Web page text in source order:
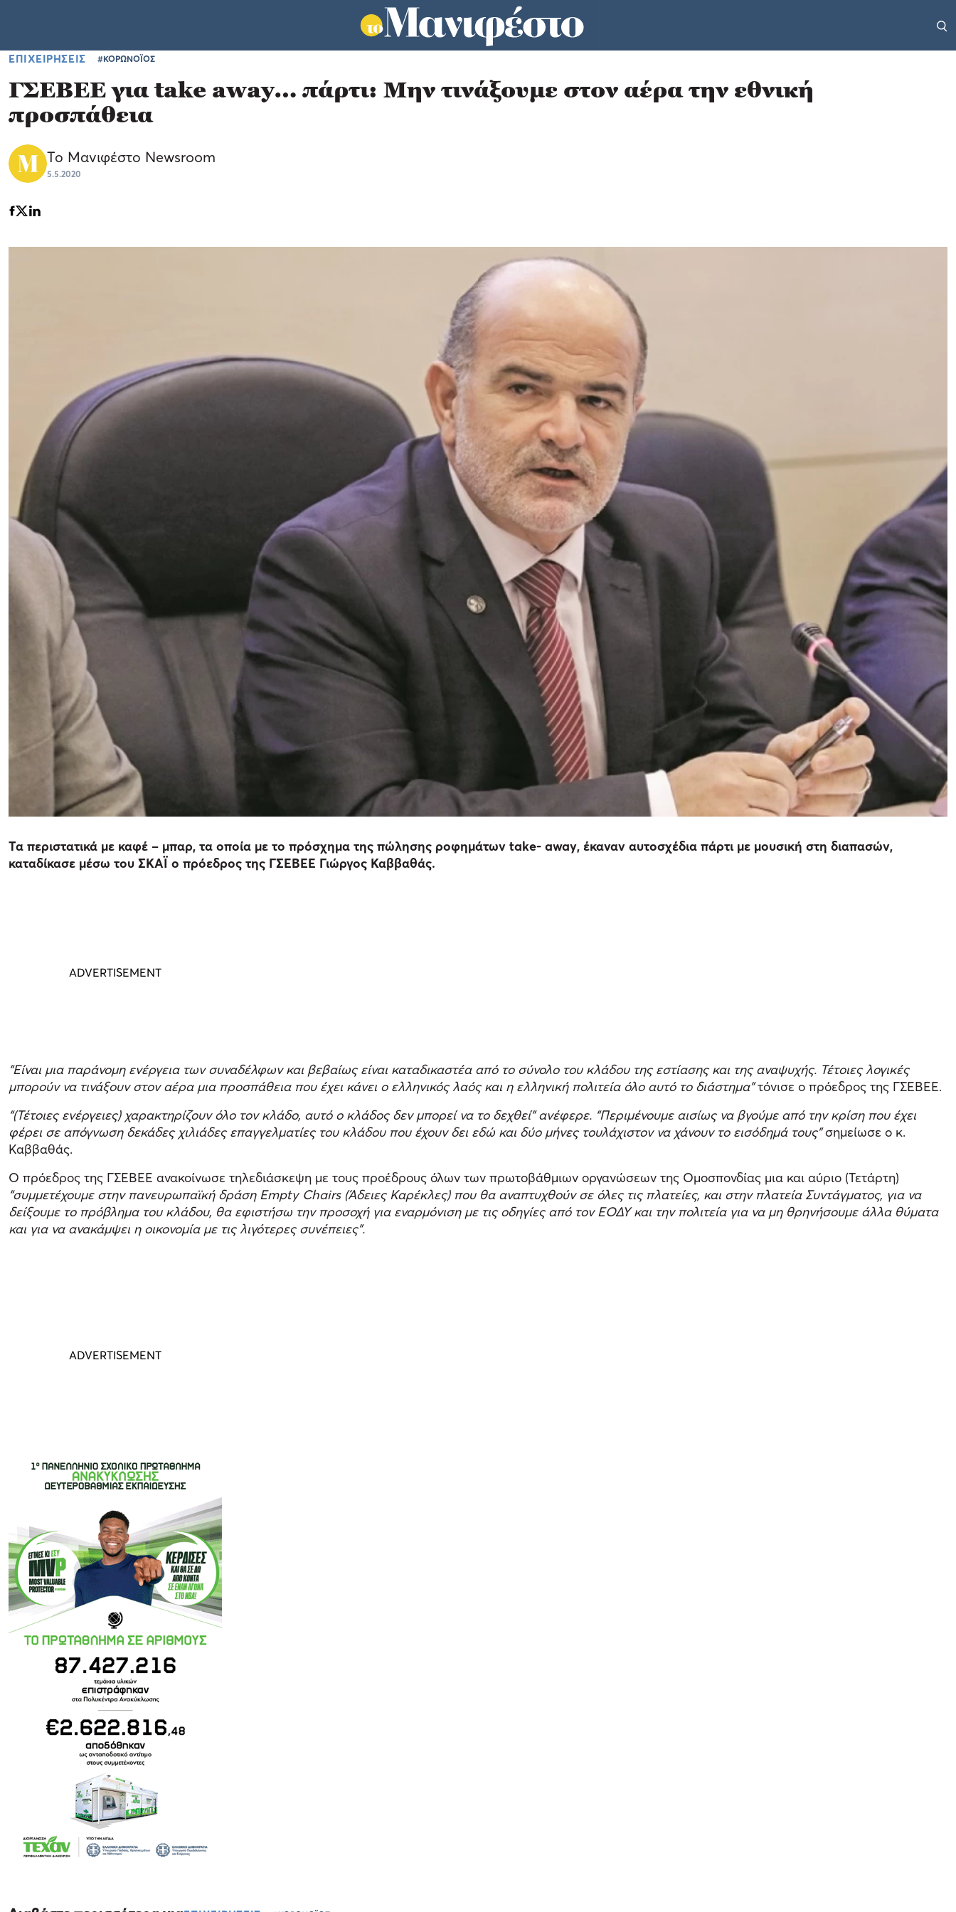
ΕΠΙΧΕΙΡΗΣΕΙΣ #ΚΟΡΩΝΟΪΟΣ
ΓΣΕΒΕΕ για take away… πάρτι: Μην τινάξουμε στον αέρα την εθνική
προσπάθεια
Το Μανιφέστο Newsroom
5.5.2020
Τα περιστατικά με καφέ – μπαρ, τα οποία με το πρόσχημα της πώλησης ροφημάτων take- away, έκαναν αυτοσχέδια πάρτι με μουσική στη διαπασών,
καταδίκασε μέσω του ΣΚΑΪ ο πρόεδρος της ΓΣΕΒΕΕ Γιώργος Καββαθάς.
“Είναι μια παράνομη ενέργεια των συναδέλφων και βεβαίως είναι καταδικαστέα από το σύνολο του κλάδου της εστίασης και της αναψυχής. Τέτοιες λογικές
μπορούν να τινάξουν στον αέρα μια προσπάθεια που έχει κάνει ο ελληνικός λαός και η ελληνική πολιτεία όλο αυτό το διάστημα”τόνισε ο πρόεδρος της ΓΣΕΒΕΕ.
“(Τέτοιες ενέργειες) χαρακτηρίζουν όλο τον κλάδο, αυτό ο κλάδος δεν μπορεί να το δεχθεί” ανέφερε. “Περιμένουμε αισίως να βγούμε από την κρίση που έχει
φέρει σε απόγνωση δεκάδες χιλιάδες επαγγελματίες του κλάδου που έχουν δει εδώ και δύο μήνες τουλάχιστον να χάνουν το εισόδημά τους”σημείωσε ο κ.
Καββαθάς.
Ο πρόεδρος της ΓΣΕΒΕΕ ανακοίνωσε τηλεδιάσκεψη με τους προέδρους όλων των πρωτοβάθμιων οργανώσεων της Ομοσπονδίας μια και αύριο (Τετάρτη)
“συμμετέχουμε στην πανευρωπαϊκή δράση Empty Chairs (Άδειες Καρέκλες) που θα αναπτυχθούν σε όλες τις πλατείες, και στην πλατεία Συντάγματος, για να
δείξουμε το πρόβλημα του κλάδου, θα εφιστήσω την προσοχή για εναρμόνιση με τις οδηγίες από τον ΕΟΔΥ και την πολιτεία για να μη θρηνήσουμε άλλα θύματα
και για να ανακάμψει η οικονομία με τις λιγότερες συνέπειες”.